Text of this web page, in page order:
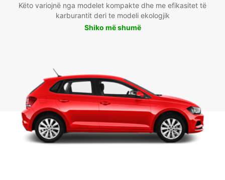
Këto variojnë nga modelet kompakte dhe me efikasitet të
karburantit deri te modeli ekologjik
Shiko më shumë